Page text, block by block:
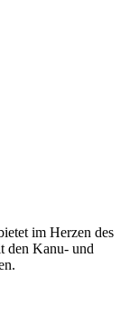
im Herzen des
den Kanu- und